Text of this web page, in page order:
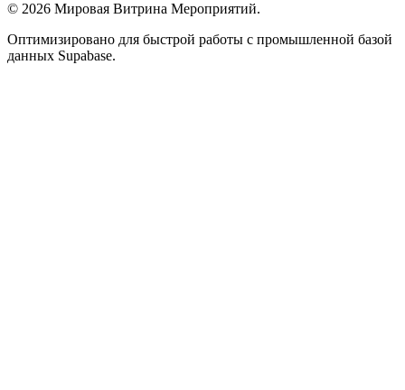
© 2026 Мировая Витрина Мероприятий.
Оптимизировано для быстрой работы с промышленной базой
данных Supabase.